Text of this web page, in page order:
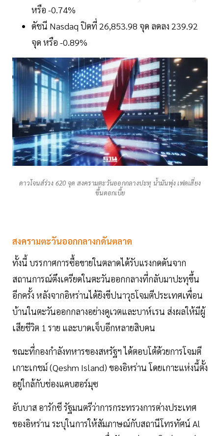
หรือ -0.74%
ดัชนี Nasdaq ปิดที่ 26,853.98 จุด ลดลง 239.92
จุด หรือ -0.89%
ดาวโจนส์ร่วง 620 จุด สงครามตะวันออกกลางปะทุ น้ำมันพุ่ง เฟดเสี่ยง
ขึ้นดอกเบี้ย
สงครามตะวันออกกลางกดันตลาด
ทั้งนี้ บรรกาศการซื้อขายในตลาดได้รับแรงกดดันจาก
สถานการณ์ตึงเครียดในตะวันออกกลางที่กลับมาปะทุขึ้น
อีกครั้ง หลังจากอิหร่านได้ยิงขีปนาวุธโจมตีประเทศเพื่อน
บ้านในตะวันออกกลางอย่างคูเวตและบาห์เรน ส่งผลให้มีผู้
เสียชีวิต 1 ราย และบาดเจ็บอีกหลายสิบคน
ขณะที่กองกำลังทหารของสหรัฐฯ ได้ตอบโต้ด้วยการโจมตี
เกาะเกชม์ (Qeshm Island) ของอิหร่าน โดยเกาะแห่งนี้ตั้ง
อยู่ใกล้กับช่องแคบฮอร์มุซ
อับบาส อารักชี รัฐมนตรีว่าการกระทรวงการต่างประเทศ
ของอิหร่าน ระบุในการให้สัมภาษณ์กับสถานีโทรทัศน์ Al